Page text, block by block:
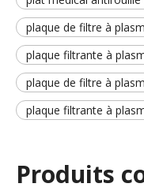
plaque de filtre à
plaque filtrante à
plaque de filtre à
plaque filtrante à
Produits